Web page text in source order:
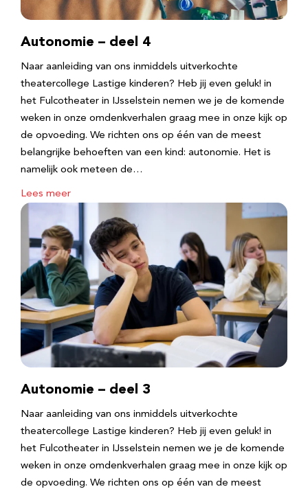
Autonomie – deel 4
Naar aanleiding van ons inmiddels uitverkochte
theatercollege Lastige kinderen? Heb jij even geluk! in
het Fulcotheater in IJsselstein nemen we je de komende
weken in onze omdenkverhalen graag mee in onze kijk op
de opvoeding. We richten ons op één van de meest
belangrijke behoeften van een kind: autonomie. Het is
namelijk ook meteen de…
Lees meer
Autonomie – deel 3
Naar aanleiding van ons inmiddels uitverkochte
theatercollege Lastige kinderen? Heb jij even geluk! in
het Fulcotheater in IJsselstein nemen we je de komende
weken in onze omdenkverhalen graag mee in onze kijk op
de opvoeding. We richten ons op één van de meest